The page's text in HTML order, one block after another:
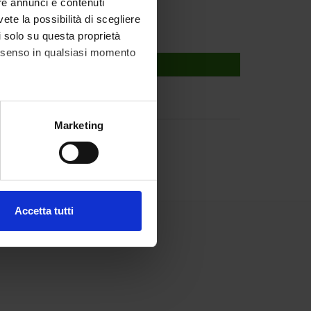
la possibilità di scegliere
su questa proprietà
in qualsiasi momento
metro,Marketing
Accetta tutti